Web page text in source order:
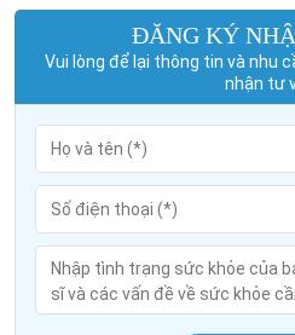
ĐĂNG KÝ
Vui lòng để lại thông tin và nhu
nhận tư